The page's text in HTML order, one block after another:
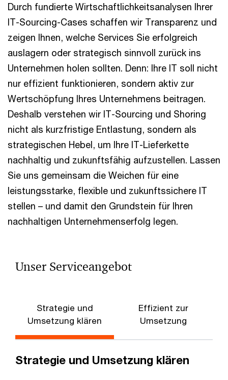
Durch fundierte Wirtschaftlichkeitsanalysen Ihrer
IT-Sourcing-Cases schaffen wir Transparenz und
zeigen Ihnen, welche Services Sie erfolgreich
auslagern oder strategisch sinnvoll zurück ins
Unternehmen holen sollten. Denn: Ihre IT soll nicht
nur effizient funktionieren, sondern aktiv zur
Wertschöpfung Ihres Unternehmens beitragen.
Deshalb verstehen wir IT-Sourcing und Shoring
nicht als kurzfristige Entlastung, sondern als
strategischen Hebel, um Ihre IT-Lieferkette
nachhaltig und zukunftsfähig aufzustellen. Lassen
Sie uns gemeinsam die Weichen für eine
leistungsstarke, flexible und zukunftssichere IT
stellen – und damit den Grundstein für Ihren
nachhaltigen Unternehmenserfolg legen.
Unser Serviceangebot
Strategie und
Umsetzung klären
Effizient zur
Umsetzung
Strategie und Umsetzung klären